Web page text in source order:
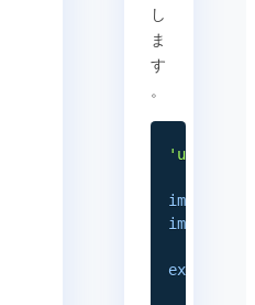
し
ま
す
。
'use
import
import
export